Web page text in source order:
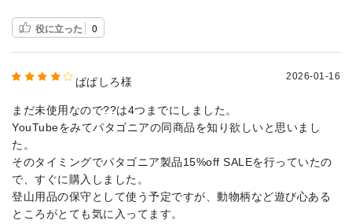
役に立った 0
ぱぱしろ様 2026-01-16
まだ未使用なので??は4つまでにしました。
YouTubeをみてパタゴニアの同商品を知り欲しいと思いまし
た。
そのタイミングでパタゴニア製品15%off SALEを行っていたの
で、すぐに購入しました。
登山用品の保守として使う予定ですが、動物柄など遊び心ある
ところがとても気に入ってます。